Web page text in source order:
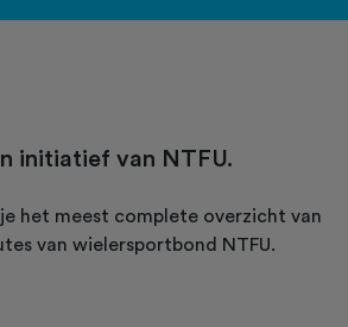
initiatief van NTFU.
het meest complete overzicht van
van wielersportbond NTFU.